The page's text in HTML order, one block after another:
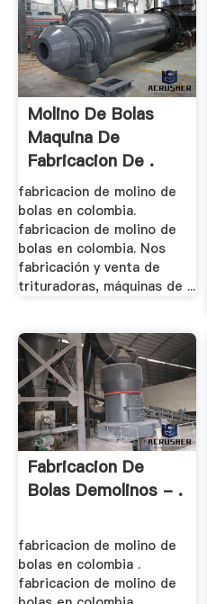
Molino De Bolas
Maquina De
Fabricacion De .
fabricacion de molino de
bolas en colombia.
fabricacion de molino de
bolas en colombia. Nos
fabricación y venta de
trituradoras, máquinas de ...
Fabricacion De
Bolas Demolinos - .
fabricacion de molino de
bolas en colombia .
fabricacion de molino de